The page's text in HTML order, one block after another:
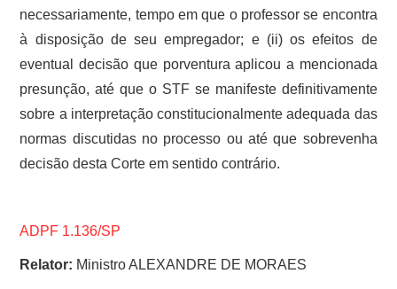
necessariamente, tempo em que o professor se encontra
à disposição de seu empregador; e (ii) os efeitos de
eventual decisão que porventura aplicou a mencionada
presunção, até que o STF se manifeste definitivamente
sobre a interpretação constitucionalmente adequada das
normas discutidas no processo ou até que sobrevenha
decisão desta Corte em sentido contrário.
ADPF 1.136/SP
Relator: Ministro ALEXANDRE DE MORAES